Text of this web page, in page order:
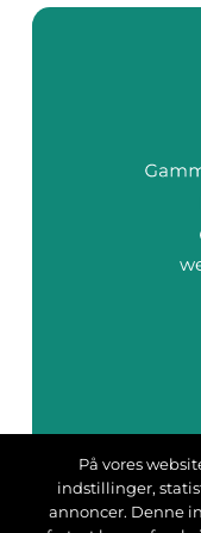
På vores
indstillinger,
annoncer. Denne